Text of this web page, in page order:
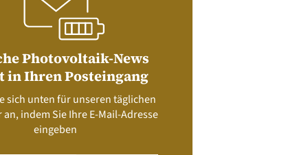
Photovoltaik-News
in Ihren Posteingang
sich unten für unseren täglichen
indem Sie Ihre E-Mail-Adresse
eingeben